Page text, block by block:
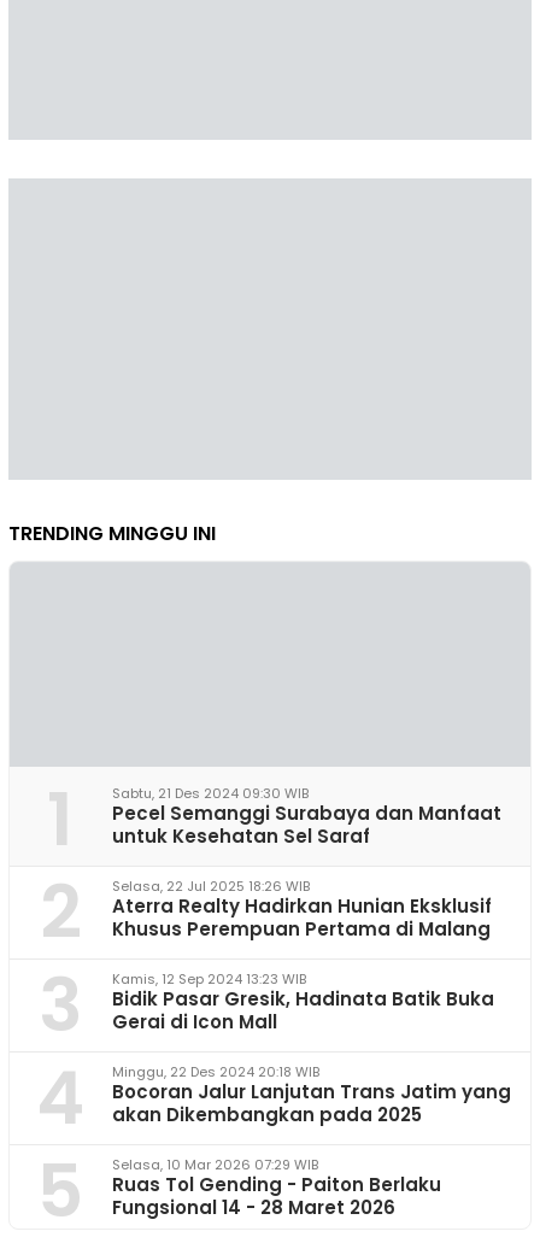
TRENDING MINGGU INI
1 Sabtu, 21 Des 2024 09:30 WIB
Pecel Semanggi Surabaya dan Manfaat
untuk Kesehatan Sel Saraf
2 Selasa, 22 Jul 2025 18:26 WIB
Aterra Realty Hadirkan Hunian Eksklusif
Khusus Perempuan Pertama di Malang
3 Kamis, 12 Sep 2024 13:23 WIB
Bidik Pasar Gresik, Hadinata Batik Buka
Gerai di Icon Mall
4 Minggu, 22 Des 2024 20:18 WIB
Bocoran Jalur Lanjutan Trans Jatim yang
akan Dikembangkan pada 2025
5 Selasa, 10 Mar 2026 07:29 WIB
Ruas Tol Gending - Paiton Berlaku
Fungsional 14 - 28 Maret 2026